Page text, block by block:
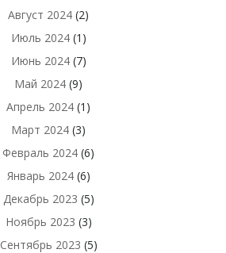
Август 2024 (2)
Июль 2024(1)
Июнь 2024(7)
Май 2024 (9)
Апрель 2024 (1)
Март 2024 (3)
Февраль 2024 (6)
Январь 2024(6)
Декабрь 2023 (5)
Ноябрь 2023 (3)
Сентябрь 2023 (5)